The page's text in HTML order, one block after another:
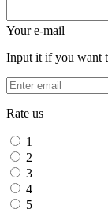
Your e-mail
Input it if you want
Rate us
1
2
3
4
5